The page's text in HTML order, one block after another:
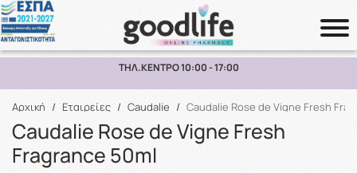
Αναζήτηση
ΠΑΡΑΛΑΒΗ ΑΠΟ ΤΟ ΚΑΤΑΣΤΗΜΑ ΑΝΩ ΤΩΝ 10€
Αρχική / Εταιρείες / Caudalie / Caudalie Rose de Vigne Fresh
Caudalie Rose de Vigne Fresh
Fragrance 50ml